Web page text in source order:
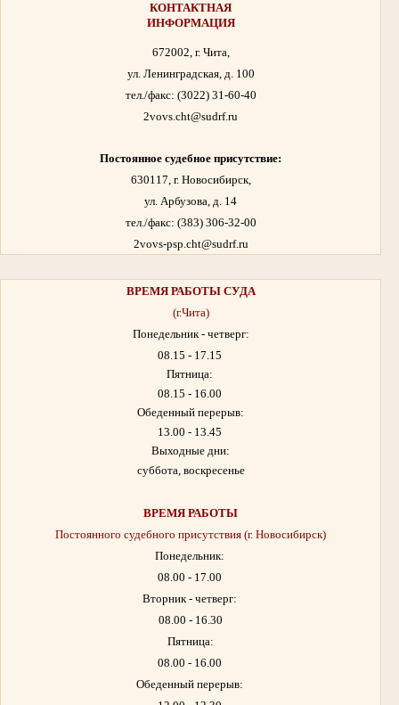
КОНТАКТНАЯ
ИНФОРМАЦИЯ
672002, г. Чита,
ул. Ленинградская, д. 100
тел./факс: (3022) 31-60-40
2vovs.cht@sudrf.ru
Постоянное судебное присутствие:
630117, г. Новосибирск,
ул. Арбузова, д. 14
тел./факс: (383) 306-32-00
2vovs-psp.cht@sudrf.ru
ВРЕМЯ РАБОТЫСУДА
(г.Чита)
Понедельник - четверг:
08.15 - 17.15
Пятница:
08.15 - 16.00
Обеденный перерыв:
13.00 - 13.45
Выходные дни:
суббота, воскресенье
ВРЕМЯ РАБОТЫ
Постоянного судебного присутствия (г. Новосибирск)
Понедельник:
08.00 - 17.00
Вторник - четверг:
08.00 - 16.30
Пятница:
08.00 - 16.00
Обеденный перерыв: